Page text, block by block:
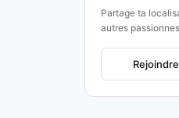
Partage ta
autres